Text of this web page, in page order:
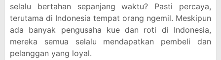
selalu bertahan sepanjang waktu? Pasti percaya,
terutama di Indonesia tempat orang ngemil. Meskipun
ada banyak pengusaha kue dan roti di Indonesia,
mereka semua selalu mendapatkan pembeli dan
pelanggan yang loyal.